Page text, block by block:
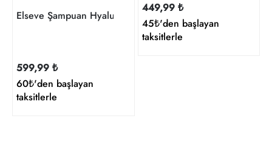
Elseve Şampuan Hyaluron 300 Ml
599,99 ₺
60₺'den başlayan
taksitlerle
449,99 ₺
45₺'den başlayan
taksitlerle